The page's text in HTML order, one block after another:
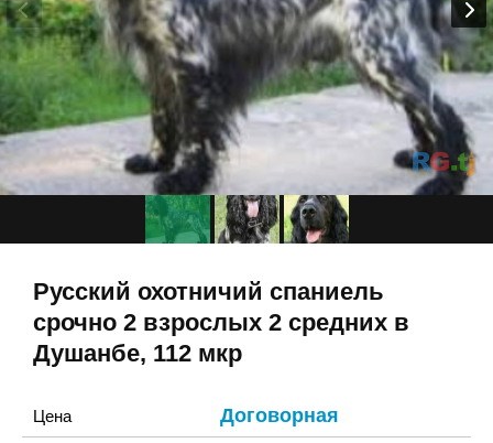
Русский охотничий спаниель
срочно 2 взрослых 2 средних в
Душанбе, 112 мкр
Цена Договорная